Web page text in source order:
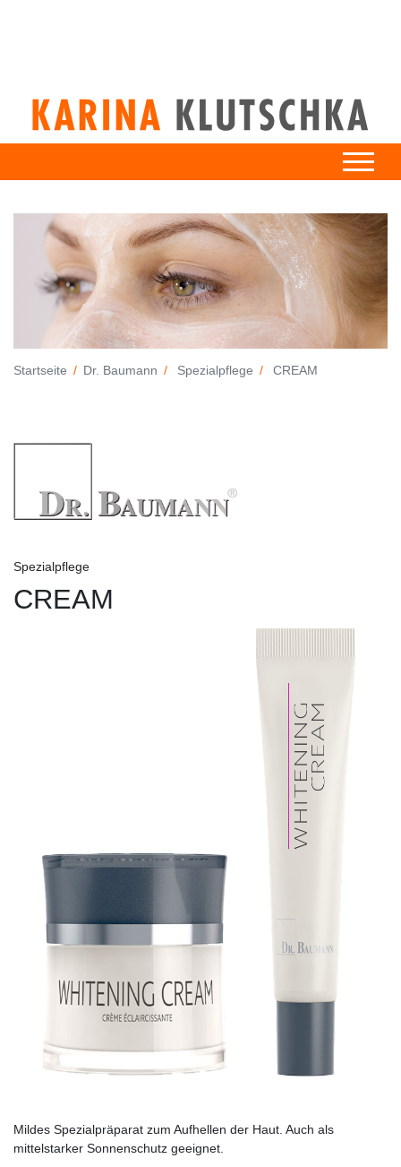
Startseite Dr. Baumann Spezialpflege CREAM
Spezialpflege
CREAM
Mildes Spezialpräparat zum Aufhellen der Haut. Auch als
mittelstarker Sonnenschutz geeignet.